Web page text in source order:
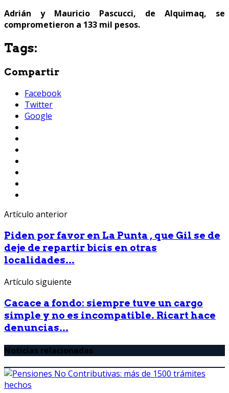
Adrián y Mauricio Pascucci, de Alquimaq, se
comprometieron a 133 mil pesos.
Tags:
Compartir
Facebook
Twitter
Google
Artículo anterior
Piden por favor en La Punta , que Gil se de
deje de repartir bicis en otras
localidades...
Artículo siguiente
Cacace a fondo: siempre tuve un cargo
simple y no es incompatible. Ricart hace
denuncias...
Noticias relacionadas